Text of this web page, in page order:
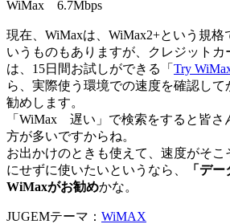
WiMax 6.7Mbps
現在、WiMaxは、WiMax2+という規格
いうものもありますが、クレジットカ
は、15日間お試しができる「 Try
ら、実際使う環境での速度を確認し
勧めします。
「WiMax 遅い」で検索をすると皆さ
方が多いですからね。
お出かけのときも使えて、速度がそ
にせずに使いたいというなら、
「デ
WiMaxがお勧めかな。
JUGEMテーマ： WiMAX